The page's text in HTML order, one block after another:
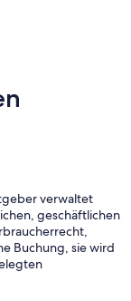
verwaltet
geschäftlichen
Buchung, sie wird